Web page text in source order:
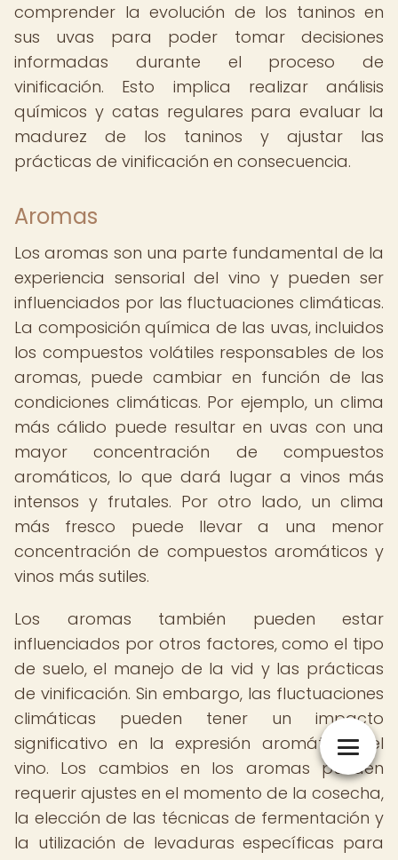
comprender la evolución de los taninos en
sus uvas para poder tomar decisiones
informadas durante el proceso de
vinificación. Esto implica realizar análisis
químicos y catas regulares para evaluar la
madurez de los taninos y ajustar las
prácticas de vinificación en consecuencia.
Aromas
Los aromas son una parte fundamental de la
experiencia sensorial del vino y pueden ser
influenciados por las fluctuaciones climáticas.
La composición química de las uvas, incluidos
los compuestos volátiles responsables de los
aromas, puede cambiar en función de las
condiciones climáticas. Por ejemplo, un clima
más cálido puede resultar en uvas con una
mayor concentración de compuestos
aromáticos, lo que dará lugar a vinos más
intensos y frutales. Por otro lado, un clima
más fresco puede llevar a una menor
concentración de compuestos aromáticos y
vinos más sutiles.
Los aromas también pueden estar
influenciados por otros factores, como el tipo
de suelo, el manejo de la vid y las prácticas
de vinificación. Sin embargo, las fluctuaciones
climáticas pueden tener un impacto
significativo en la expresión aromática del
vino. Los cambios en los aromas pueden
requerir ajustes en el momento de la cosecha,
la elección de las técnicas de fermentación y
la utilización de levaduras específicas para